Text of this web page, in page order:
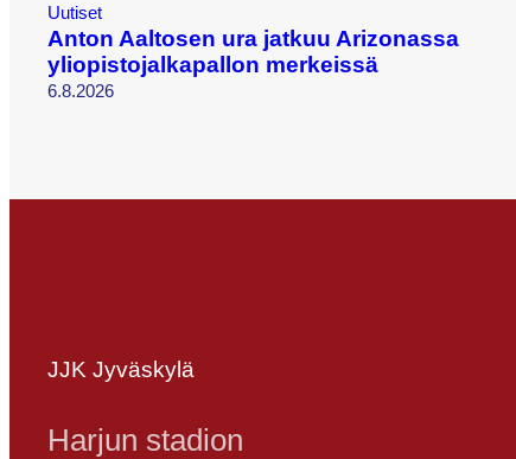
Uutiset
Anton Aaltosen ura jatkuu Arizonassa
yliopistojalkapallon merkeissä
6.8.2026
JJK Jyväskylä
Harjun stadion